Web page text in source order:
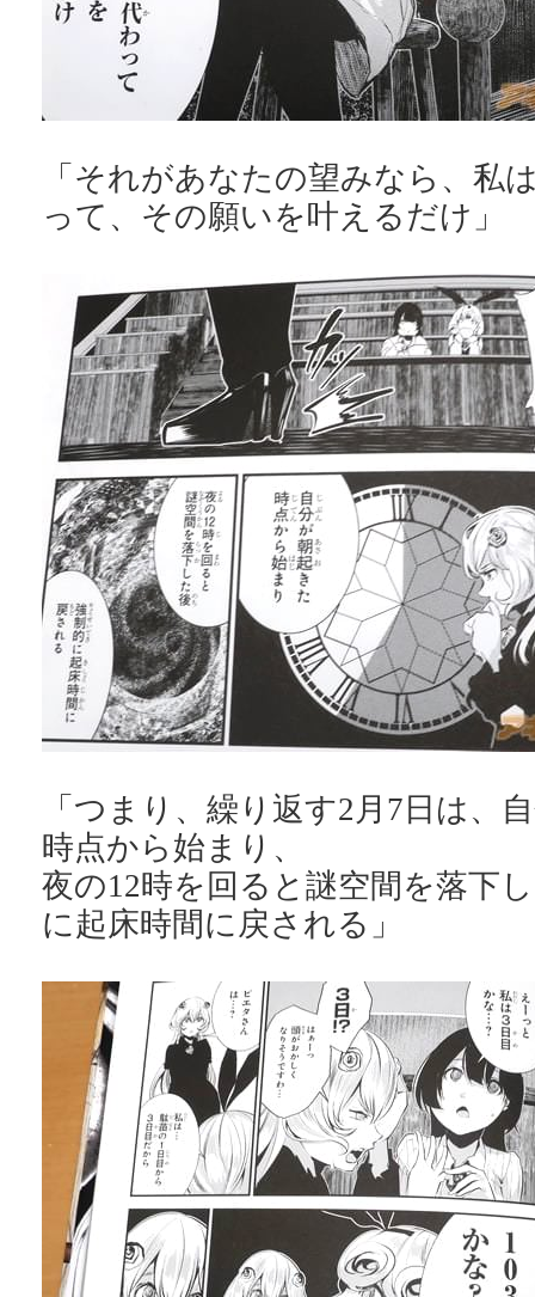
「それがあなたの望みなら、私
って、その願いを叶えるだけ」
「つまり、繰り返す2月7日は、
時点から始まり、
夜の12時を回ると謎空間を落下
に起床時間に戻される」